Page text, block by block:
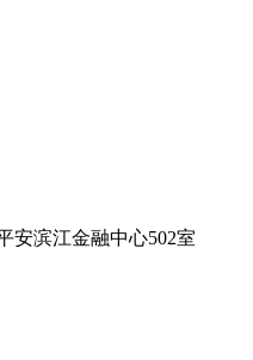
安滨江金融中心502室